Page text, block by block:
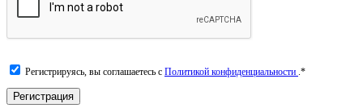
Регистрируясь, вы соглашаетесь с Политикой конфиденциальности .*